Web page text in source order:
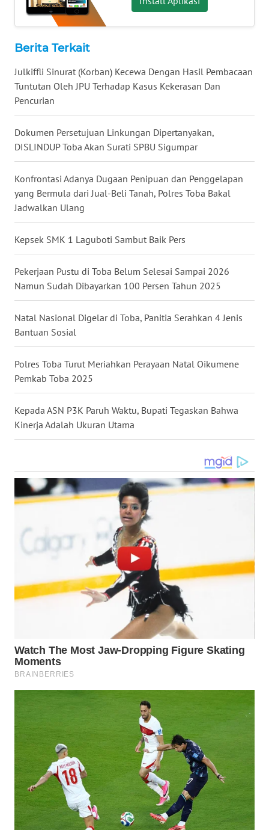
Berita Terkait
Julkiffli Sinurat (Korban) Kecewa Dengan Hasil Pembacaan
Tuntutan Oleh JPU Terhadap Kasus Kekerasan Dan
Pencurian
Dokumen Persetujuan Linkungan Dipertanyakan,
DISLINDUP Toba Akan Surati SPBU Sigumpar
Konfrontasi Adanya Dugaan Penipuan dan Penggelapan
yang Bermula dari Jual-Beli Tanah, Polres Toba Bakal
Jadwalkan Ulang
Kepsek SMK 1 Laguboti Sambut Baik Pers
Pekerjaan Pustu di Toba Belum Selesai Sampai 2026
Namun Sudah Dibayarkan 100 Persen Tahun 2025
Natal Nasional Digelar di Toba, Panitia Serahkan 4 Jenis
Bantuan Sosial
Polres Toba Turut Meriahkan Perayaan Natal Oikumene
Pemkab Toba 2025
Kepada ASN P3K Paruh Waktu, Bupati Tegaskan Bahwa
Kinerja Adalah Ukuran Utama
WN
MALUKU
WN
WN
DAIRI
WN
DANAU
TOBA
WN
NIAS
WN
LANGKAT
WN
LESUNG
KARO
WN
WN
LABUHANBATU
TENGAH
WN DELI
SERDANG
TEBING
TINGGI
WN
KARAWANG
WN
BEKASI
WN